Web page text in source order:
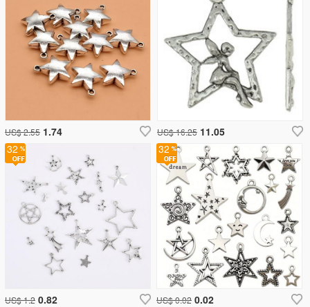
US$ 16.25 11.05
US$ 2.55 1.74
32
US$ 0.02 0.02
32
US$ 1.2 0.82